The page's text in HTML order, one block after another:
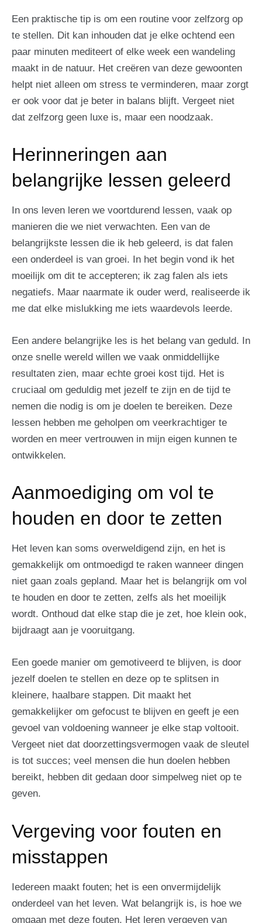
Een praktische tip is om een routine voor zelfzorg op
te stellen. Dit kan inhouden dat je elke ochtend een
paar minuten mediteert of elke week een wandeling
maakt in de natuur. Het creëren van deze gewoonten
helpt niet alleen om stress te verminderen, maar zorgt
er ook voor dat je beter in balans blijft. Vergeet niet
dat zelfzorg geen luxe is, maar een noodzaak.
Herinneringen aan
belangrijke lessen geleerd
In ons leven leren we voortdurend lessen, vaak op
manieren die we niet verwachten. Een van de
belangrijkste lessen die ik heb geleerd, is dat falen
een onderdeel is van groei. In het begin vond ik het
moeilijk om dit te accepteren; ik zag falen als iets
negatiefs. Maar naarmate ik ouder werd, realiseerde ik
me dat elke mislukking me iets waardevols leerde.
Een andere belangrijke les is het belang van geduld. In
onze snelle wereld willen we vaak onmiddellijke
resultaten zien, maar echte groei kost tijd. Het is
cruciaal om geduldig met jezelf te zijn en de tijd te
nemen die nodig is om je doelen te bereiken. Deze
lessen hebben me geholpen om veerkrachtiger te
worden en meer vertrouwen in mijn eigen kunnen te
ontwikkelen.
Aanmoediging om vol te
houden en door te zetten
Het leven kan soms overweldigend zijn, en het is
gemakkelijk om ontmoedigd te raken wanneer dingen
niet gaan zoals gepland. Maar het is belangrijk om vol
te houden en door te zetten, zelfs als het moeilijk
wordt. Onthoud dat elke stap die je zet, hoe klein ook,
bijdraagt aan je vooruitgang.
Een goede manier om gemotiveerd te blijven, is door
jezelf doelen te stellen en deze op te splitsen in
kleinere, haalbare stappen. Dit maakt het
gemakkelijker om gefocust te blijven en geeft je een
gevoel van voldoening wanneer je elke stap voltooit.
Vergeet niet dat doorzettingsvermogen vaak de sleutel
is tot succes; veel mensen die hun doelen hebben
bereikt, hebben dit gedaan door simpelweg niet op te
geven.
Vergeving voor fouten en
misstappen
Iedereen maakt fouten; het is een onvermijdelijk
onderdeel van het leven. Wat belangrijk is, is hoe we
omgaan met deze fouten. Het leren vergeven van